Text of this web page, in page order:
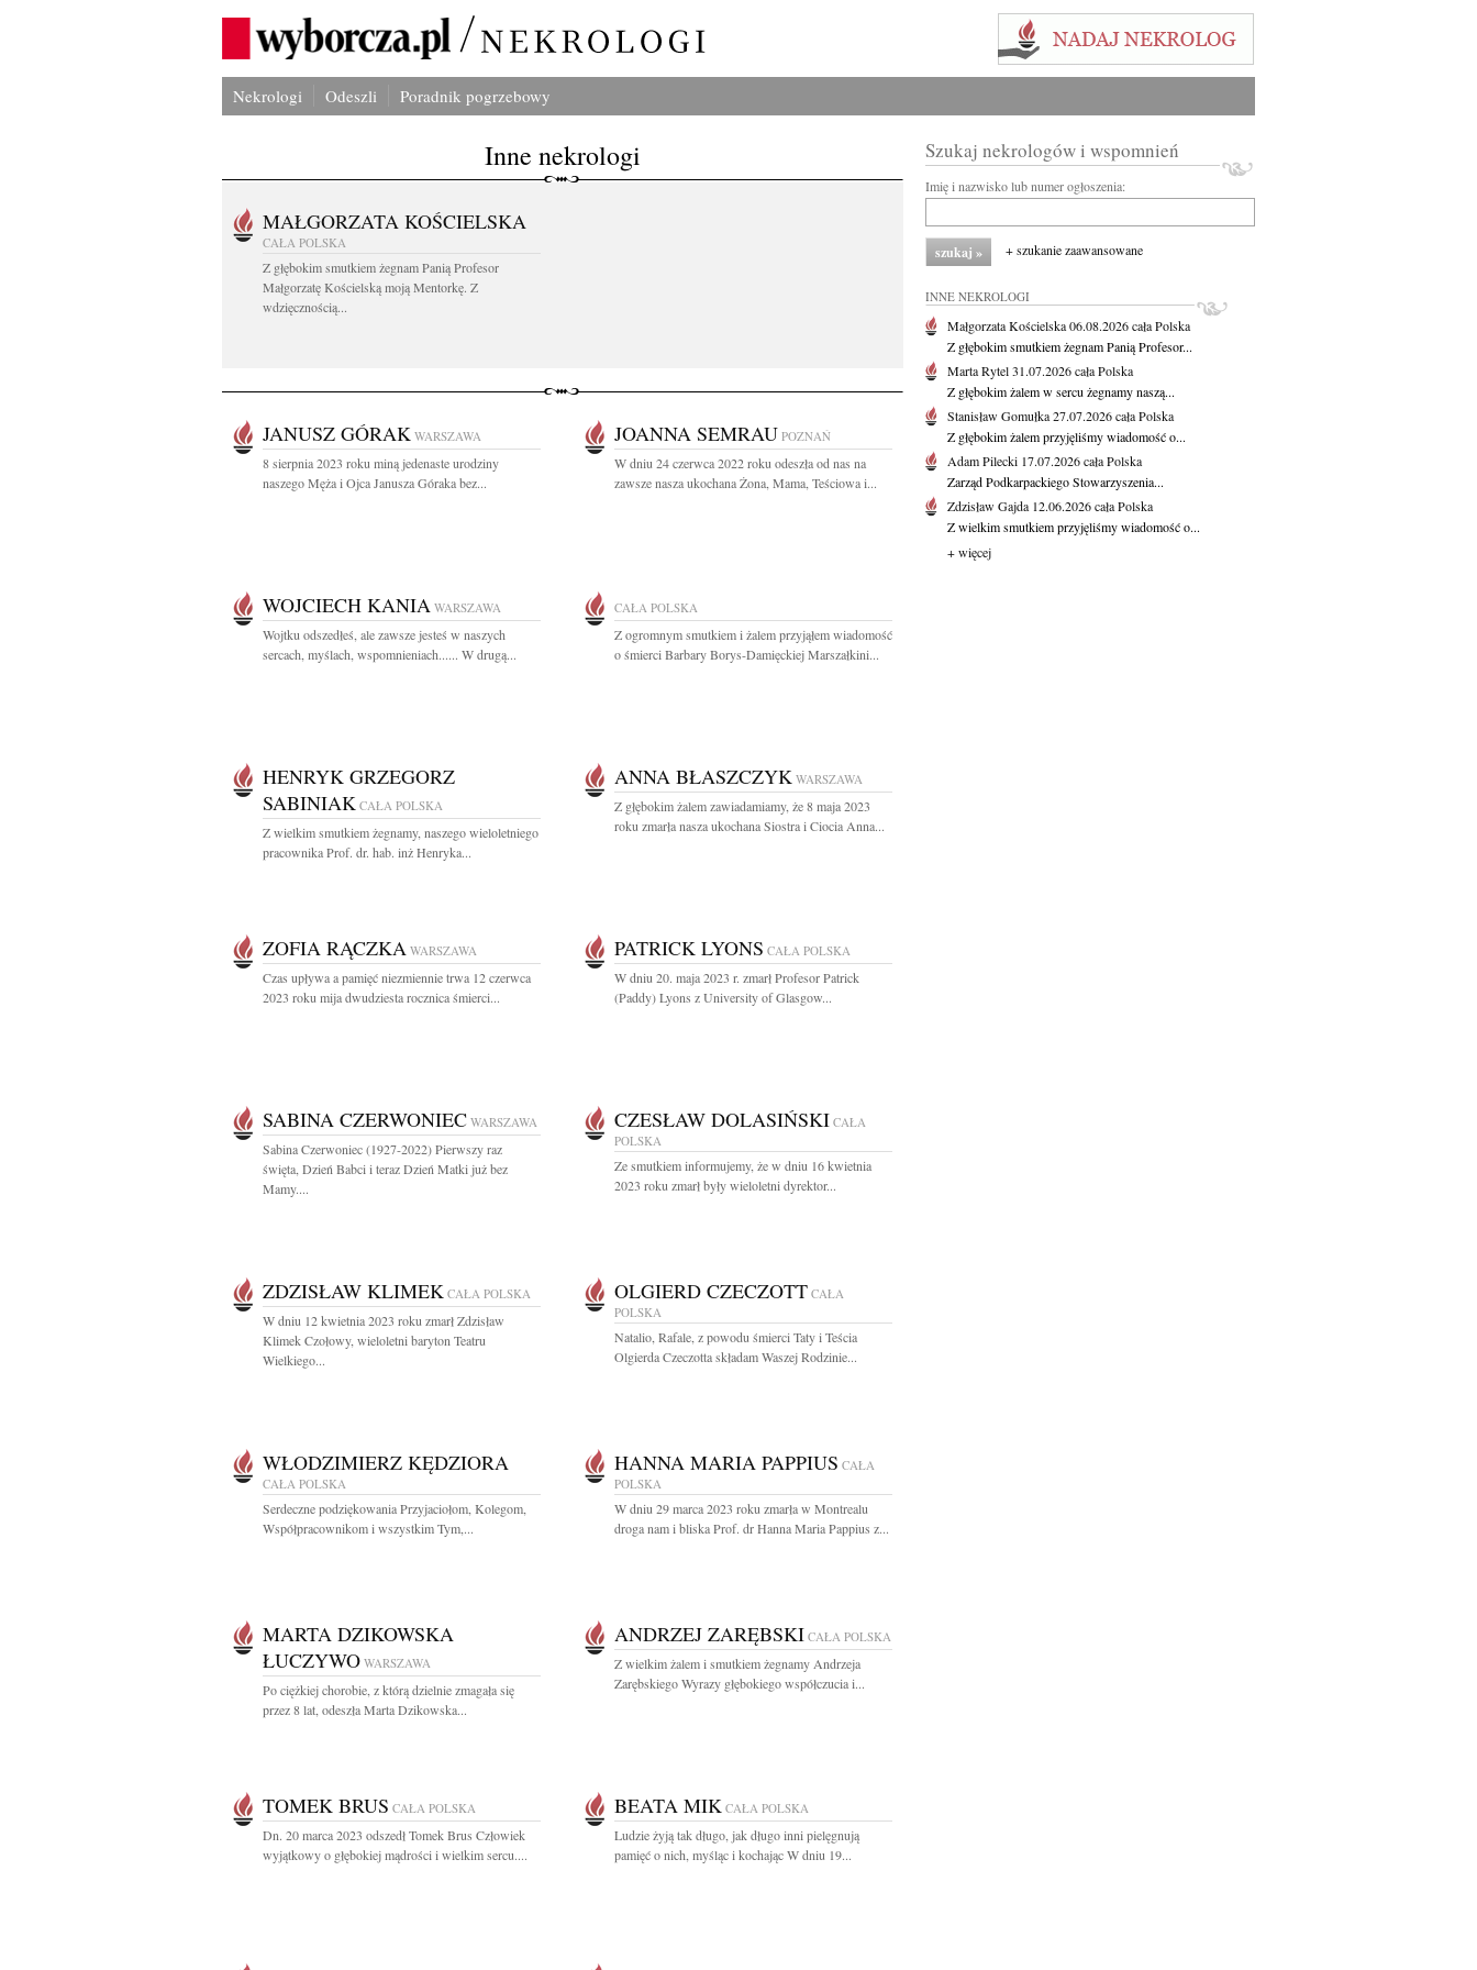
Nekrologi Odeszli Poradnik pogrzebowy
Inne nekrologi
MAŁGORZATA KOŚCIELSKA
CAŁA POLSKA
Z głębokim smutkiem żegnam Panią Profesor
Małgorzatę Kościelską moją Mentorkę. Z
wdzięcznością...
JANUSZ GÓRAK WARSZAWA
8 sierpnia 2023 roku miną jedenaste urodziny
naszego Męża i Ojca Janusza Góraka bez...
JOANNA SEMRAU POZNAŃ
W dniu 24 czerwca 2022 roku odeszła od nas na
zawsze nasza ukochana Żona, Mama, Teściowa i...
WOJCIECH KANIA WARSZAWA
Wojtku odszedłeś, ale zawsze jesteś w naszych
sercach, myślach, wspomnieniach...... W drugą...
CAŁA POLSKA
Z ogromnym smutkiem i żalem przyjąłem wiadomość
o śmierci Barbary Borys-Damięckiej Marszałkini...
HENRYK GRZEGORZ
SABINIAK CAŁA POLSKA
Z wielkim smutkiem żegnamy, naszego wieloletniego
pracownika Prof. dr. hab. inż Henryka...
ANNA BŁASZCZYK WARSZAWA
Z głębokim żalem zawiadamiamy, że 8 maja 2023
roku zmarła nasza ukochana Siostra i Ciocia Anna...
ZOFIA RĄCZKA WARSZAWA
Czas upływa a pamięć niezmiennie trwa 12 czerwca
2023 roku mija dwudziesta rocznica śmierci...
PATRICK LYONS CAŁA POLSKA
W dniu 20. maja 2023 r. zmarł Profesor Patrick
(Paddy) Lyons z University of Glasgow...
SABINA CZERWONIEC WARSZAWA
Sabina Czerwoniec (1927-2022) Pierwszy raz
święta, Dzień Babci i teraz Dzień Matki już bez
Mamy....
CZESŁAW DOLASIŃSKI CAŁA
POLSKA
Ze smutkiem informujemy, że w dniu 16 kwietnia
2023 roku zmarł były wieloletni dyrektor...
ZDZISŁAW KLIMEK CAŁA POLSKA
W dniu 12 kwietnia 2023 roku zmarł Zdzisław
Klimek Czołowy, wieloletni baryton Teatru
Wielkiego...
OLGIERD CZECZOTT CAŁA
POLSKA
Natalio, Rafale, z powodu śmierci Taty i Teścia
Olgierda Czeczotta składam Waszej Rodzinie...
WŁODZIMIERZ KĘDZIORA
CAŁA POLSKA
Serdeczne podziękowania Przyjaciołom, Kolegom,
Współpracownikom i wszystkim Tym,...
HANNA MARIA PAPPIUS CAŁA
POLSKA
W dniu 29 marca 2023 roku zmarła w Montrealu
droga nam i bliska Prof. dr Hanna Maria Pappius z...
MARTA DZIKOWSKA
ŁUCZYWO WARSZAWA
Po ciężkiej chorobie, z którą dzielnie zmagała się
przez 8 lat, odeszła Marta Dzikowska...
ANDRZEJ ZARĘBSKI CAŁA POLSKA
Z wielkim żalem i smutkiem żegnamy Andrzeja
Zarębskiego Wyrazy głębokiego współczucia i...
TOMEK BRUS CAŁA POLSKA
Dn. 20 marca 2023 odszedł Tomek Brus Człowiek
wyjątkowy o głębokiej mądrości i wielkim sercu....
BEATA MIK CAŁA POLSKA
Ludzie żyją tak długo, jak długo inni pielęgnują
pamięć o nich, myśląc i kochając W dniu 19...
Szukaj nekrologów i wspomnień
Imię i nazwisko lub numer ogłoszenia:
+ szukanie zaawansowane
INNE NEKROLOGI
Małgorzata Kościelska06.08.2026cała Polska
Z głębokim smutkiem żegnam Panią Profesor...
Marta Rytel31.07.2026cała Polska
Z głębokim żalem w sercu żegnamy naszą...
Stanisław Gomułka27.07.2026cała Polska
Z głębokim żalem przyjęliśmy wiadomość o...
Adam Pilecki 17.07.2026cała Polska
Zarząd Podkarpackiego Stowarzyszenia...
Zdzisław Gajda 12.06.2026cała Polska
Z wielkim smutkiem przyjęliśmy wiadomość o...
+ więcej